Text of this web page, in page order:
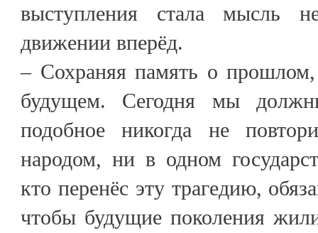
выступления стала мысль
движении вперёд.
– Сохраняя память о
будущем. Сегодня мы
подобное никогда не
народом, ни в одном
кто перенёс эту трагедию,
чтобы будущие поколения